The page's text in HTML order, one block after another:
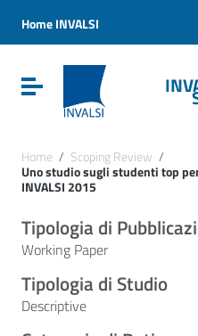
Vai al menu di navigazione
Vai al footer
Home INVALSI
Attiva / disattiva la
Home / Scoping Review /
Uno studio sugli studenti top
INVALSI 2015
Tipologia di
Working Paper
Tipologia di Studio
Descriptive